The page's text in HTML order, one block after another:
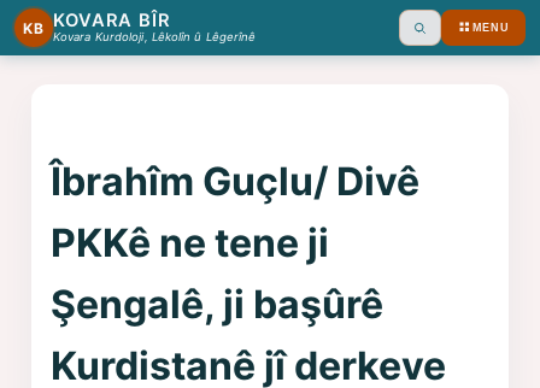
KB KOVARA BÎR
Kovara Kurdoloji, Lêkolîn û Lêgerînê Ara MENU
Îbrahîm Guçlu/ Divê
PKKê ne tene ji
Şengalê, ji başûrê
Kurdistanê jî derkeve